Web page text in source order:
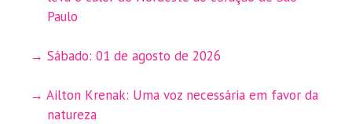
Paulo
Sábado: 01 de agosto de 2026
Ailton Krenak: Uma voz necessária em favor da
natureza